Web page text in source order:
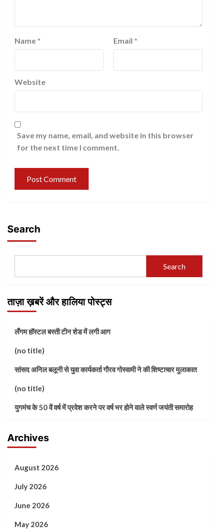
Name * Email *
Website
Save my name, email, and website in this browser
for the next time I comment.
Search
Search
ताज़ा ख़बरें और हालिया पोस्ट्स
लँगम हॉस्टल बस्ती टीन शेड में लगी आग
(no title)
सांसद अनिल बलूनी से युवा कार्यकर्ता गौरव गोस्वामी ने की शिष्टाचार मुलाकात
(no title)
युगमंच के 50 वें वर्ष में प्रवेश करने पर वर्ष भर होने वाले स्वर्ण जयंती समारोह
Archives
August 2026
July 2026
June 2026
May 2026